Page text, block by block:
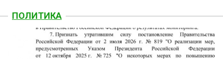
ПОЛИТИКА